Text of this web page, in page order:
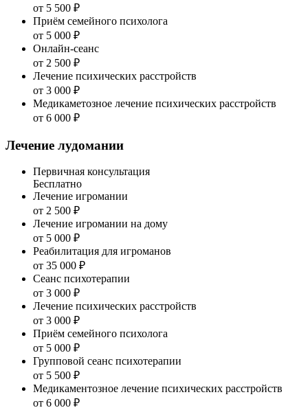
от 5 500 ₽
Приём семейного психолога
от 5 000 ₽
Онлайн-сеанс
от 2 500 ₽
Лечение психических расстройств
от 3 000 ₽
Медикаметозное лечение психических расстройств
от 6 000 ₽
Лечение лудомании
Первичная консультация
Бесплатно
Лечение игромании
от 2 500 ₽
Лечение игромании на дому
от 5 000 ₽
Реабилитация для игроманов
от 35 000 ₽
Сеанс психотерапии
от 3 000 ₽
Лечение психических расстройств
от 3 000 ₽
Приём семейного психолога
от 5 000 ₽
Групповой сеанс психотерапии
от 5 500 ₽
Медикаментозное лечение психических расстройств
от 6 000 ₽